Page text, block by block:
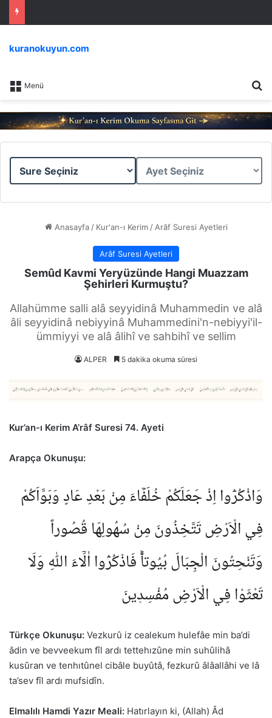
Menü
kuranokuyun.com
Sure
Ayet
Anasayfa / Kur'an-ı Kerim / Arâf Suresi Ayetleri
Arâf Suresi Ayetleri
Semûd Kavmi Yeryüzünde Hangi Muazzam
Şehirleri Kurmuştu?
Allahümme salli alâ seyyidinâ Muhammedin ve alâ
âli seyyidinâ nebiyyinâ Muhammedini'n-nebiyyi'il-
ümmiyyi ve alâ âlihî ve sahbihî ve sellim
ALPER 5 dakika okuma süresi
Kur’an-ı Kerim A’râf Suresi 74. Ayeti
Arapça Okunuşu:
وَاذْكُرُٓوا اِذْ جَعَلَكُمْ خُلَفَٓاءَ مِنْ بَعْدِ عَادٍ وَبَوَّاَكُمْ
فِي الْاَرْضِ تَتَّخِذُونَ مِنْ سُهُولِهَا قُصُوراً
وَتَنْحِتُونَ الْجِبَالَ بُيُوتاًۚ فَاذْكُرُٓوا اٰلَٓاءَ اللّٰهِ وَلَا
تَعْثَوْا فِي الْاَرْضِ مُفْسِد۪ينَ
Türkçe Okunuşu: Vezkurû iz cealekum hulefâe min ba’di
âdin ve bevveekum fîl ardı tettehızûne min suhûlihâ
kusûran ve tenhıtûnel cibâle buyûtâ, fezkurû âlâallâhi ve lâ
ta’sev fîl ardı mufsidîn.
Elmalılı Hamdi Yazır Meali: Hatırlayın ki, (Allah) Âd